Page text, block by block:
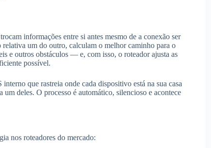
informações entre si antes mesmo de a conexão ser
um do outro, calculam o melhor caminho para o
e outros obstáculos — e, com isso, o roteador ajusta as
possível.
que rastreia onde cada dispositivo está na sua casa
um deles. O processo é automático, silencioso e acontece
nos roteadores do mercado: